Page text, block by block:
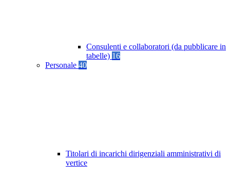
Consulenti e collaboratori (da pubblicare in
tabelle) 16
Personale 40
Titolari di incarichi dirigenziali amministrativi di
vertice